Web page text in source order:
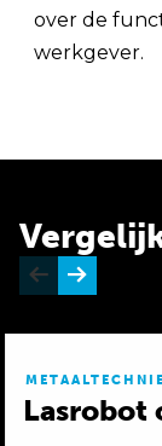
over de
werkgever.
Lasrobot